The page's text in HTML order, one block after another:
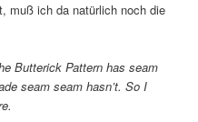
muß ich da natürlich noch die
Butterick Pattern has seam
seam seam hasn’t. So I